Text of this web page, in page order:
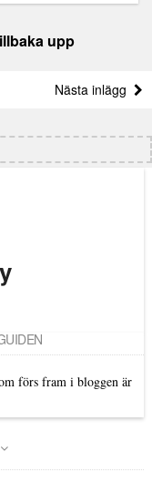
upp
Nästa inlägg
förs fram i bloggen är